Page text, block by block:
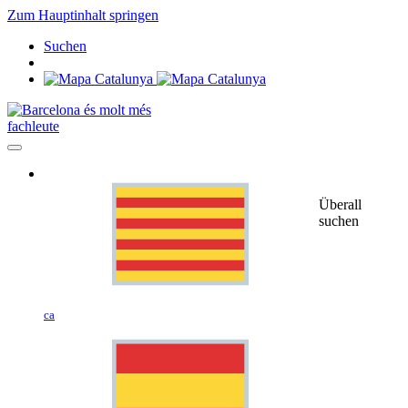
Zum Hauptinhalt springen
Suchen
fachleute
ca
Überall
suchen